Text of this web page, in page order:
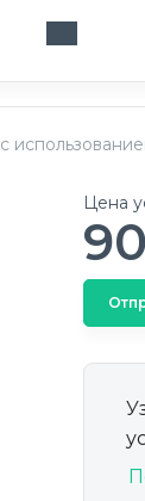
Написать
Цена